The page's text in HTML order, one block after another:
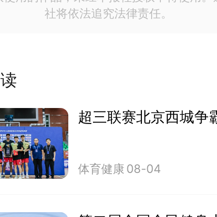
社将依法追究法律责任。
超三联赛北京西城争
体育健康 08-04